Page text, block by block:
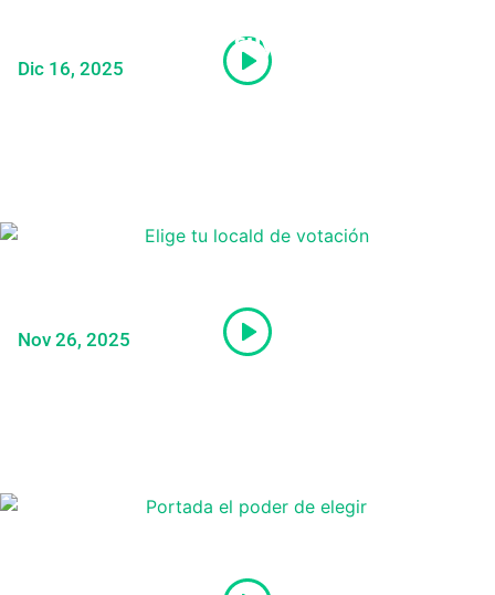
Dic 16, 2025
eventual gobierno suyo
Nov 26, 2025
Elecciones 2026: Estos son los pasos
Militante de JP en Arequipa: «Roberto